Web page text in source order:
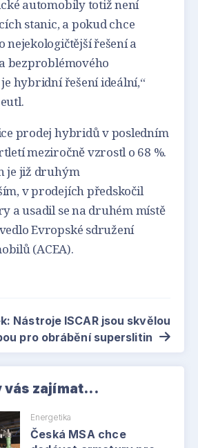
automobily totiž není
stanic, a pokud chce
nejekologičtější řešení a
bezproblémového
hybridní řešení ideální,“
prodej hybridů v posledním
meziročně vzrostl o 68 %.
je již druhým
v prodejích předskočil
a usadil se na druhém místě
Evropské sdružení
(ACEA).
Nástroje ISCAR jsou skvělou
pro obrábění superslitin
vás zajímat...
Energetika
Česká MSA chce